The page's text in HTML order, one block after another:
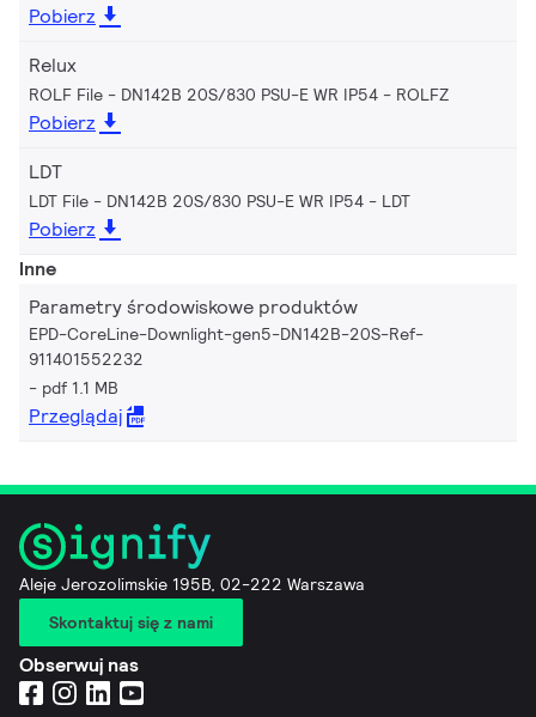
Pobierz
Relux
ROLF File - DN142B 20S/830 PSU-E WR IP54 ROLFZ
Pobierz
LDT
LDT File - DN142B 20S/830 PSU-E WR IP54 LDT
Pobierz
Inne
Parametry środowiskowe produktów
EPD-CoreLine-Downlight-gen5-DN142B-20S-Ref-
911401552232
pdf 1.1 MB
Przeglądaj
Aleje Jerozolimskie 195B, 02-222 Warszawa
Skontaktuj się z nami
Obserwuj nas